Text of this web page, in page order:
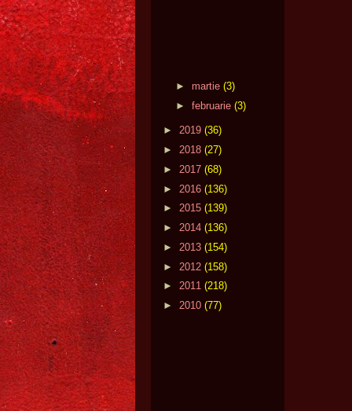
► martie (3)
► februarie (3)
► 2019 (36)
► 2018 (27)
► 2017 (68)
► 2016 (136)
► 2015 (139)
► 2014 (136)
► 2013 (154)
► 2012 (158)
► 2011 (218)
► 2010 (77)